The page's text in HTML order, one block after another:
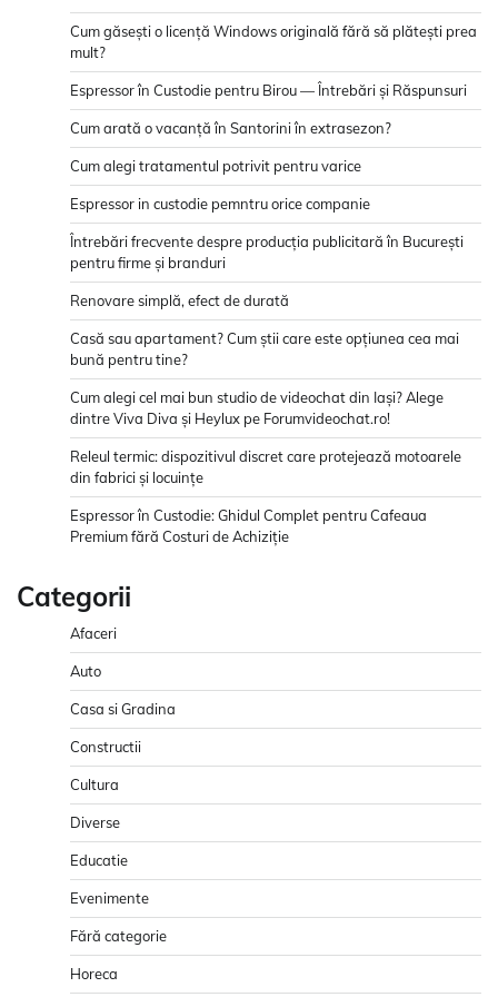
Cum găsești o licență Windows originală fără să plătești prea
mult?
Espressor în Custodie pentru Birou — Întrebări și Răspunsuri
Cum arată o vacanță în Santorini în extrasezon?
Cum alegi tratamentul potrivit pentru varice
Espressor in custodie pemntru orice companie
Întrebări frecvente despre producția publicitară în București
pentru firme și branduri
Renovare simplă, efect de durată
Casă sau apartament? Cum știi care este opțiunea cea mai
bună pentru tine?
Cum alegi cel mai bun studio de videochat din Iași? Alege
dintre Viva Diva și Heylux pe Forumvideochat.ro!
Releul termic: dispozitivul discret care protejează motoarele
din fabrici și locuințe
Espressor în Custodie: Ghidul Complet pentru Cafeaua
Premium fără Costuri de Achiziție
Categorii
Afaceri
Auto
Casa si Gradina
Constructii
Cultura
Diverse
Educatie
Evenimente
Fără categorie
Horeca